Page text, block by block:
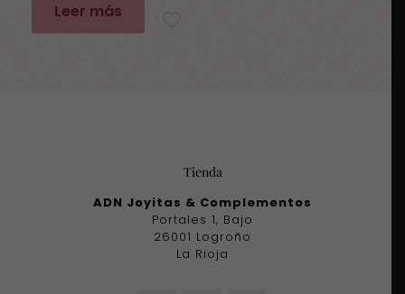
Leer más
Tienda
ADN Joyitas & Complementos
Portales 1, Bajo
26001 Logroño
La Rioja